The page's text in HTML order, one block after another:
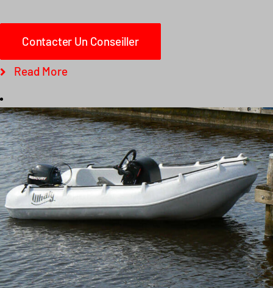
Contacter Un Conseiller
Read More